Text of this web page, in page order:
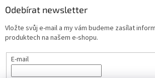
Odebírat newsletter
Vložte svůj e-mail a my vám budeme zasílat
produktech na našem e-shopu.
E-mail